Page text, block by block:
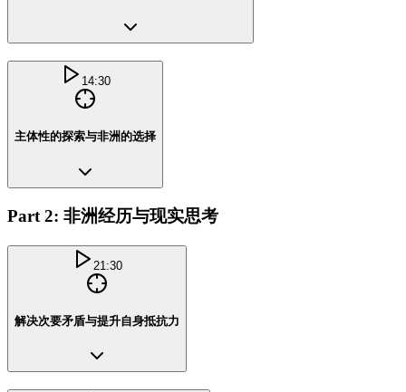
14:30
主体性的探索与非洲的选择
Part 2: 非洲经历与现实思考
21:30
解决次要矛盾与提升自身抵抗力